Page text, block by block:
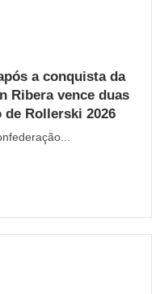
a conquista da
Ribera vence duas
Rollerski 2026